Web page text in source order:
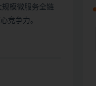
模微服务全链
竞争力。